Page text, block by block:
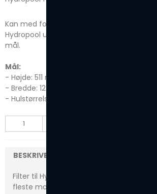
Kan med fordel bruges i alle årgange af
Hydropool udendørs spabade, som bruger
mål.
Mål:
- Højde: 511 mm.
- Bredde: 127 mm.
- Hulstørrelse: 54 mm.
BESKRIVELSE
Filter til Hydropool SelfCleaning spabade
fleste modeller i SelfCleaning serien (se